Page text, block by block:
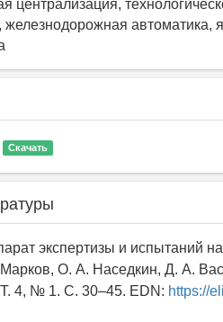
централизация,
железнодорожная автоматика,
Скачать
экспертизы и испытаний
О. А. Наседкин, Д. А.
4, № 1. С. 30–45. EDN: https://